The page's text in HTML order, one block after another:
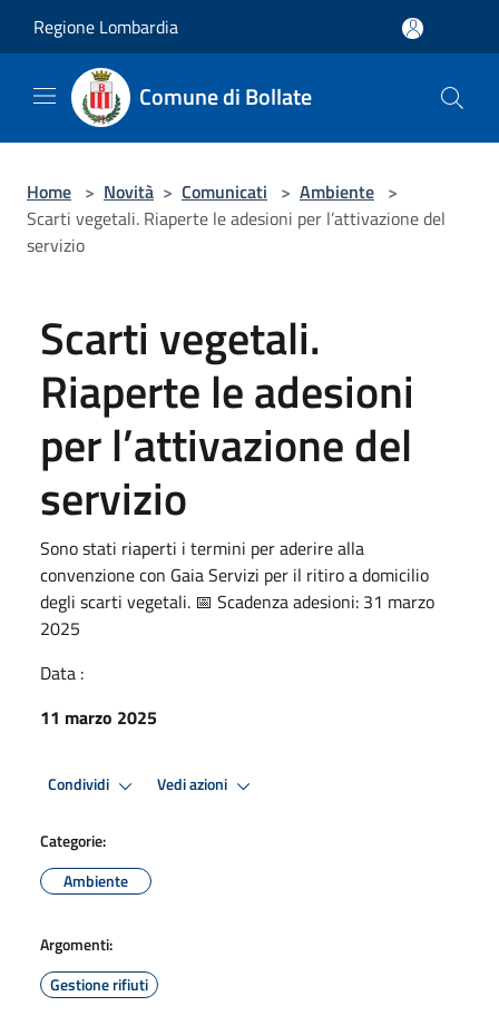
Regione Lombardia
Comune di Bollate
Home > Novità > Comunicati > Ambiente >
Scarti vegetali. Riaperte le adesioni per l’attivazione del
servizio
Scarti vegetali.
Riaperte le adesioni
per l’attivazione del
servizio
Sono stati riaperti i termini per aderire alla
convenzione con Gaia Servizi per il ritiro a domicilio
degli scarti vegetali. 📅 Scadenza adesioni: 31 marzo
2025
Data :
11 marzo 2025
Condividi Vedi azioni
Categorie:
Ambiente
Argomenti:
Gestione rifiuti